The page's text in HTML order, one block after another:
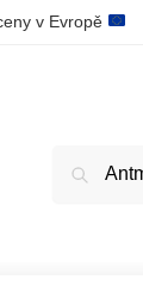
v Evropě